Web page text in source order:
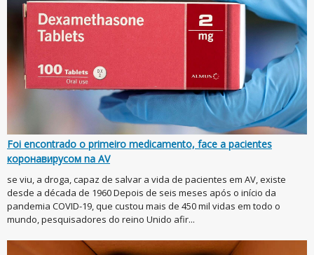
Foi encontrado o primeiro medicamento, face a pacientes
коронавирусом na AV
se viu, a droga, capaz de salvar a vida de pacientes em AV, existe
desde a década de 1960 Depois de seis meses após o início da
pandemia COVID-19, que custou mais de 450 mil vidas em todo o
mundo, pesquisadores do reino Unido afir...